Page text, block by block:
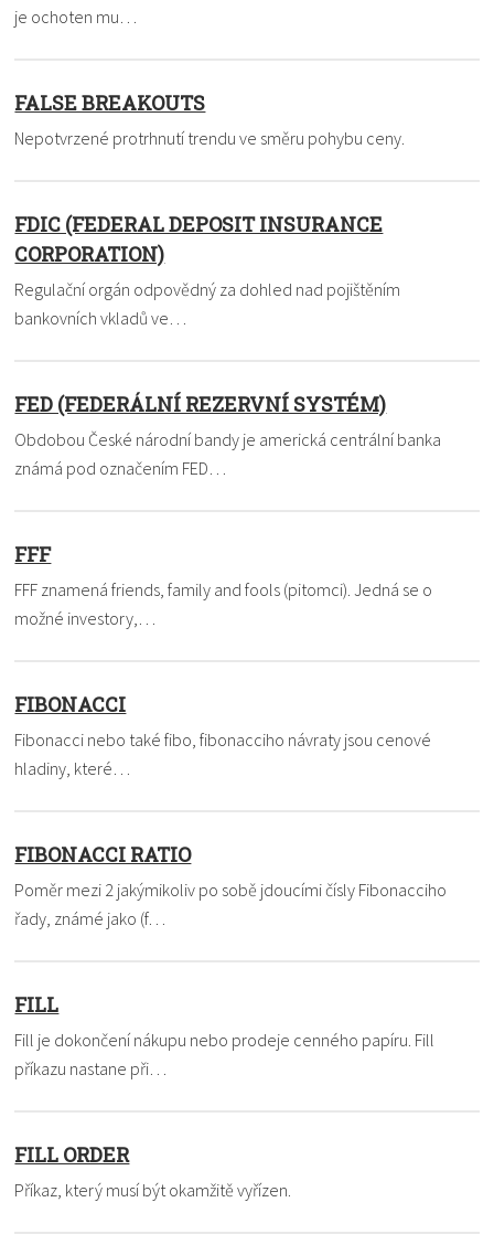
je ochoten mu…
FALSE BREAKOUTS
Nepotvrzené protrhnutí trendu ve směru pohybu ceny.
FDIC (FEDERAL DEPOSIT INSURANCE
CORPORATION)
Regulační orgán odpovědný za dohled nad pojištěním
bankovních vkladů ve…
FED (FEDERÁLNÍ REZERVNÍ SYSTÉM)
Obdobou České národní bandy je americká centrální banka
známá pod označením FED…
FFF
FFF znamená friends, family and fools (pitomci). Jedná se o
možné investory,…
FIBONACCI
Fibonacci nebo také fibo, fibonacciho návraty jsou cenové
hladiny, které…
FIBONACCI RATIO
Poměr mezi 2 jakýmikoliv po sobě jdoucími čísly Fibonacciho
řady, známé jako (f…
FILL
Fill je dokončení nákupu nebo prodeje cenného papíru. Fill
příkazu nastane při…
FILL ORDER
Příkaz, který musí být okamžitě vyřízen.